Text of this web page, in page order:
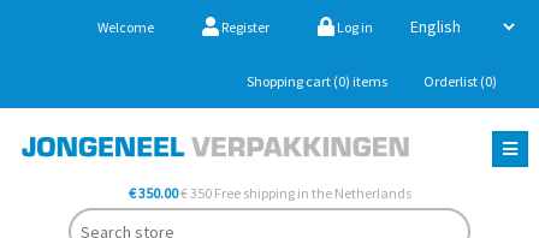
Welcome Register Log in
Shopping cart (0) items Orderlist (0)
€ 350.00€ 350 Free shipping in the Netherlands